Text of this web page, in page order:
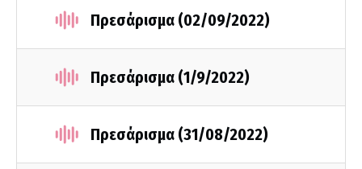
Πρεσάρισμα (02/09/2022)
Πρεσάρισμα (1/9/2022)
Πρεσάρισμα (31/08/2022)